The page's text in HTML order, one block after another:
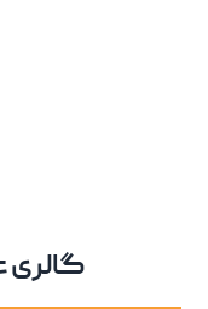
گالری